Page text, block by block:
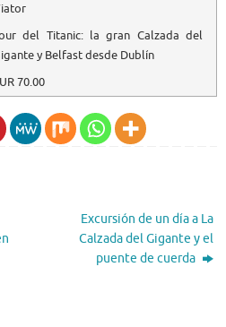
del Titanic: la gran Calzada del
y Belfast desde Dublín
70.00
Excursión de un día a La
Calzada del Gigante y el
puente de cuerda